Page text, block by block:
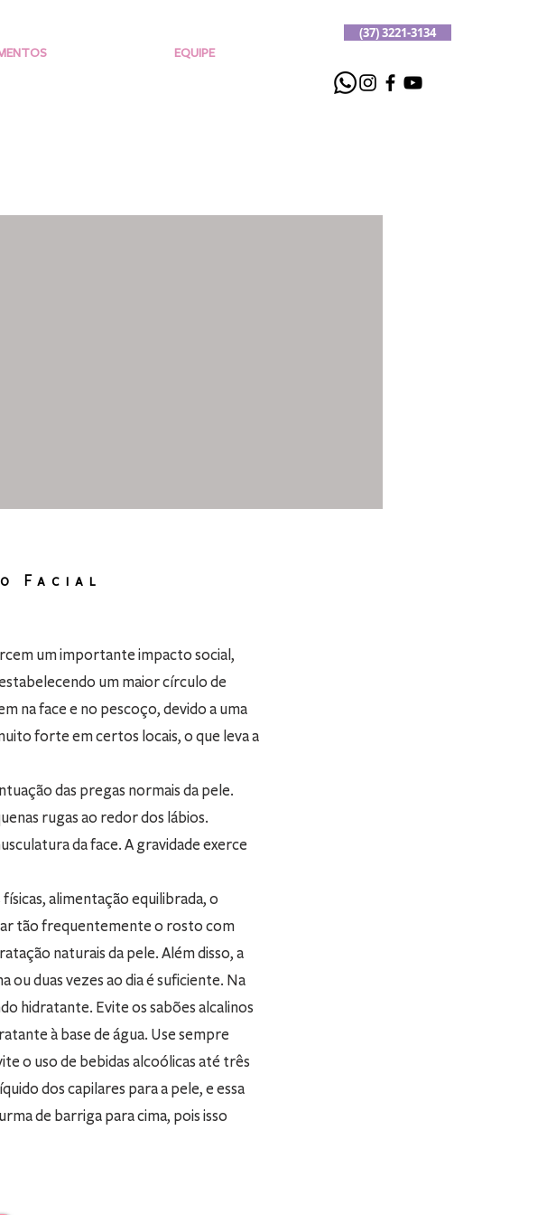
EQUIPE
(37) 3221-3134
Facial
um importante impacto social,
um maior círculo de
na face e no pescoço, devido a uma
forte em certos locais, o que leva a
das pregas normais da pele.
rugas ao redor dos lábios.
da face. A gravidade exerce
alimentação equilibrada, o
tão frequentemente o rosto com
naturais da pele. Além disso, a
ou duas vezes ao dia é suficiente. Na
hidratante. Evite os sabões alcalinos
à base de água. Use sempre
o uso de bebidas alcoólicas até três
dos capilares para a pele, e essa
de barriga para cima, pois isso